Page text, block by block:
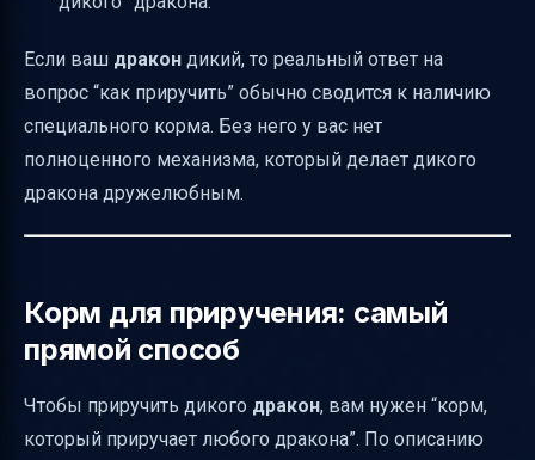
Если ваш дракон дикий, то реальный ответ на
вопрос “как приручить” обычно сводится к наличию
специального корма. Без него у вас нет
полноценного механизма, который делает дикого
дракона дружелюбным.
Корм для приручения: самый
прямой способ
Чтобы приручить дикого дракон, вам нужен “корм,
который приручает любого дракона”. По описанию